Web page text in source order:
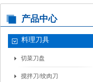
产品中心
料理刀具
切菜刀盘
搅拌刀/绞肉刀